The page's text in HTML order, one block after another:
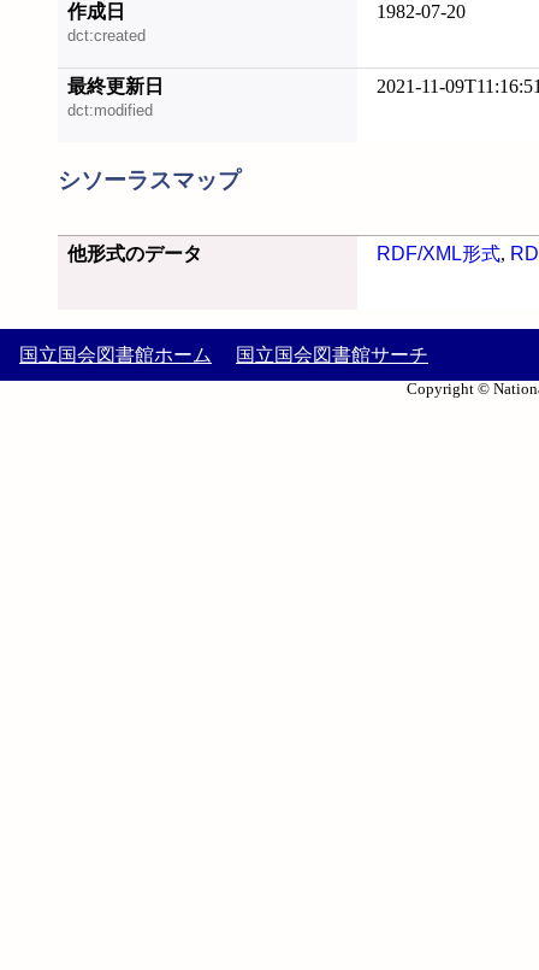
作成日
dct:created
1982-07-20
最終更新日
dct:modified
2021-11-
シソーラスマップ
他形式のデータ RDF/XML形式,
国立国会図書館ホーム 国立国会図書館サーチ
Copyright ©